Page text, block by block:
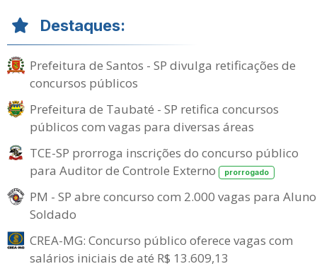
Destaques:
Prefeitura de Santos - SP divulga retificações de
concursos públicos
Prefeitura de Taubaté - SP retifica concursos
públicos com vagas para diversas áreas
TCE-SP prorroga inscrições do concurso público
para Auditor de Controle Externo
prorrogado
PM - SP abre concurso com 2.000 vagas para
Soldado
CREA-MG: Concurso público oferece vagas com
salários iniciais de até R$ 13.609,13